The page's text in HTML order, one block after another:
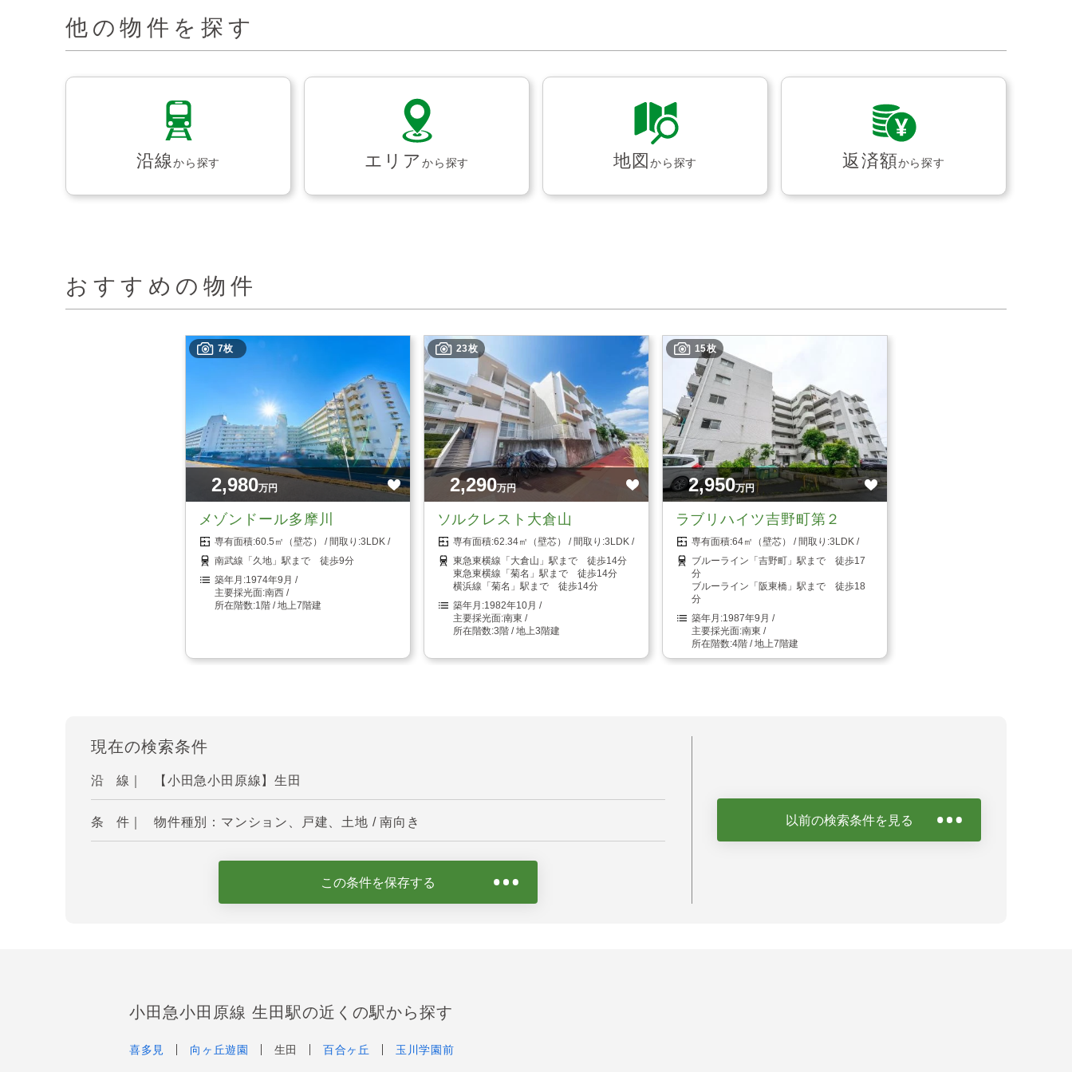
他の物件を探す
沿線から探す エリアから探す 地図から探す 返済額から探す
おすすめの物件
7枚
2,980万円
メゾンドール多摩川
60.5㎡（壁芯）
3LDK
南武線「久地」駅まで 徒歩9分
1974年9月
南西
1階 / 地上7階建
23枚
2,290万円
ソルクレスト大倉山
62.34㎡（壁芯）
3LDK
東急東横線「大倉山」駅まで 徒歩14分
東急東横線「菊名」駅まで 徒歩14分
横浜線「菊名」駅まで 徒歩14分
1982年10月
南東
3階 / 地上3階建
15枚
2,950万円
ラブリハイツ吉野町第２
64㎡（壁芯）
3LDK
ブルーライン「吉野町」駅まで 徒歩17
分
ブルーライン「阪東橋」駅まで 徒歩18
分
1987年9月
南東
4階 / 地上7階建
現在の検索条件
沿 線｜ 【小田急小田原線】生田
条 件｜ 物件種別：マンション、戸建、土地 / 南向き
この条件を保存する
以前の検索条件を見る
小田急小田原線 生田駅の近くの駅から探す
喜多見 向ヶ丘遊園 生田 百合ヶ丘 玉川学園前